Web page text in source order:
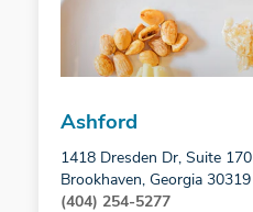
Ashford
1418 Dresden Dr, Suite 170
Brookhaven, Georgia 30319
(404) 254-5277